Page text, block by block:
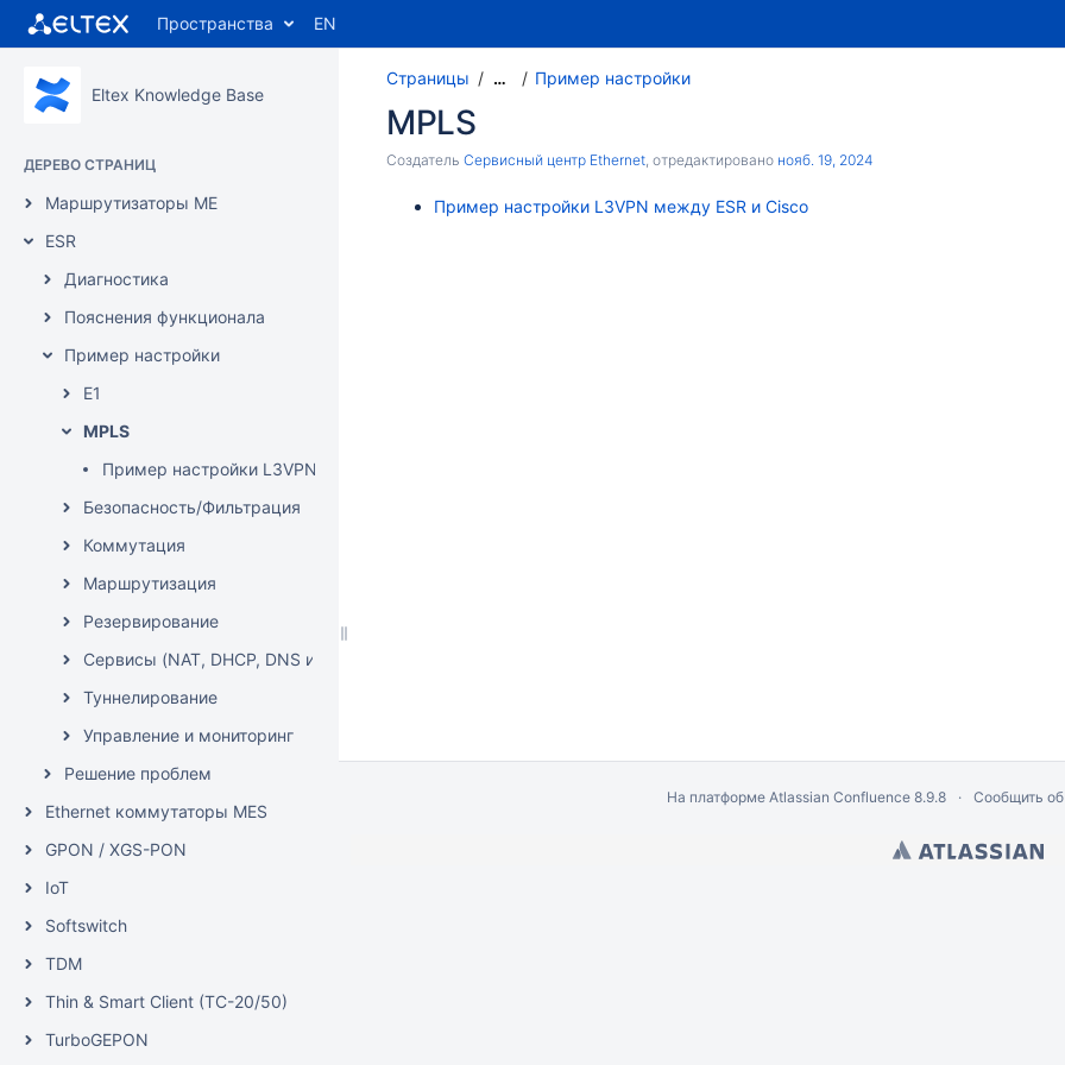
Пространства EN
Eltex Knowledge Base
ДЕРЕВО СТРАНИЦ
Маршрутизаторы ME
ESR
Диагностика
Пояснения функционала
Пример настройки
E1
MPLS
Пример настройки L3VPN между ESR и Cisco
Безопасность/Фильтрация
Коммутация
Маршрутизация
Резервирование
Сервисы (NAT, DHCP, DNS и т.д.)
Туннелирование
Управление и мониторинг
Решение проблем
Ethernet коммутаторы MES
GPON / XGS-PON
IoT
Softswitch
TDM
Thin & Smart Client (TC-20/50)
TurboGEPON
Страницы … Пример настройки
MPLS
Создатель Сервисный центр Ethernet, отредактировано нояб. 19, 2024
Пример настройки L3VPN между ESR и Cisco
На платформе Atlassian Confluence 8.9.8 Сообщить